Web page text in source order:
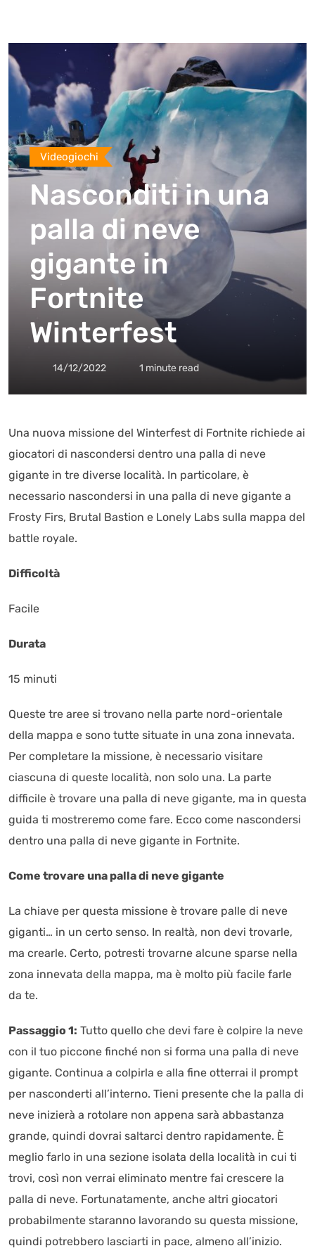
Videogiochi
Nasconditi in una
palla di neve
gigante in
Fortnite
Winterfest
14/12/2022 1 minute read
Una nuova missione del Winterfest di Fortnite richiede ai
giocatori di nascondersi dentro una palla di neve
gigante in tre diverse località. In particolare, è
necessario nascondersi in una palla di neve gigante a
Frosty Firs, Brutal Bastion e Lonely Labs sulla mappa del
battle royale.
Difficoltà
Facile
Durata
15 minuti
Queste tre aree si trovano nella parte nord-orientale
della mappa e sono tutte situate in una zona innevata.
Per completare la missione, è necessario visitare
ciascuna di queste località, non solo una. La parte
difficile è trovare una palla di neve gigante, ma in questa
guida ti mostreremo come fare. Ecco come nascondersi
dentro una palla di neve gigante in Fortnite.
Come trovare una palla di neve gigante
La chiave per questa missione è trovare palle di neve
giganti… in un certo senso. In realtà, non devi trovarle,
ma crearle. Certo, potresti trovarne alcune sparse nella
zona innevata della mappa, ma è molto più facile farle
da te.
Passaggio 1: Tutto quello che devi fare è colpire la neve
con il tuo piccone finché non si forma una palla di neve
gigante. Continua a colpirla e alla fine otterrai il prompt
per nasconderti all’interno. Tieni presente che la palla di
neve inizierà a rotolare non appena sarà abbastanza
grande, quindi dovrai saltarci dentro rapidamente. È
meglio farlo in una sezione isolata della località in cui ti
trovi, così non verrai eliminato mentre fai crescere la
palla di neve. Fortunatamente, anche altri giocatori
probabilmente staranno lavorando su questa missione,
quindi potrebbero lasciarti in pace, almeno all’inizio.